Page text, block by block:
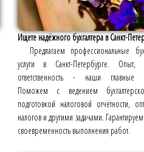
Ищете надёжного бухгалтера в Санкт-
Предлагаем профессиональные
услуги в Санкт-Петербурге.
ответственность - наши главные
Поможем с ведением
подготовкой налоговой отчётности,
налогов и другими задачами.
своевременность выполнения работ.